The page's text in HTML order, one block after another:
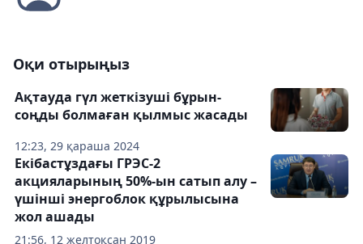
Оқи отырыңыз
12:23, 29 қараша 2024
Ақтауда гүл жеткізуші бұрын-
соңды болмаған қылмыс жасады
21:56, 12 желтоқсан 2019
Екібастұздағы ГРЭС-2
акцияларының 50%-ын сатып алу –
үшінші энергоблок құрылысына
жол ашады